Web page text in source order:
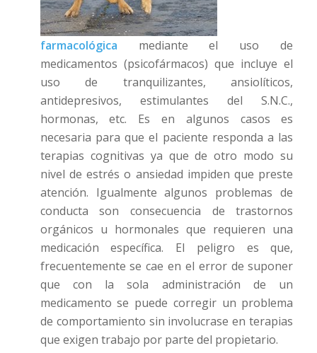
farmacológica mediante el uso de
medicamentos (psicofármacos) que incluye el
uso de tranquilizantes, ansiolíticos,
antidepresivos, estimulantes del S.N.C.,
hormonas, etc. Es en algunos casos es
necesaria para que el paciente responda a las
terapias cognitivas ya que de otro modo su
nivel de estrés o ansiedad impiden que preste
atención. Igualmente algunos problemas de
conducta son consecuencia de trastornos
orgánicos u hormonales que requieren una
medicación específica. El peligro es que,
frecuentemente se cae en el error de suponer
que con la sola administración de un
medicamento se puede corregir un problema
de comportamiento sin involucrase en terapias
que exigen trabajo por parte del propietario.